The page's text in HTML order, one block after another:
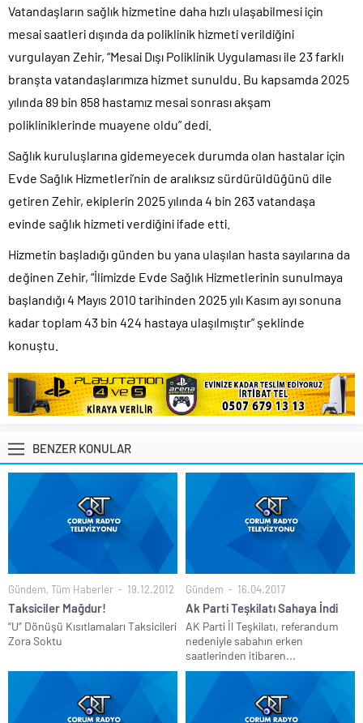
Vatandaşların sağlık hizmetine daha hızlı ulaşabilmesi için
mesai saatleri dışında da poliklinik hizmeti verildiğini
vurgulayan Zehir, “Mesai Dışı Poliklinik Uygulaması ile 23 farklı
branşta vatandaşlarımıza hizmet sunuldu. Bu kapsamda 2025
yılında 89 bin 858 hastamız mesai sonrası akşam
polikliniklerinde muayene oldu” dedi.
Sağlık kuruluşlarına gidemeyecek durumda olan hastalar için
Evde Sağlık Hizmetleri’nin de aralıksız sürdürüldüğünü dile
getiren Zehir, ekiplerin 2025 yılında 4 bin 263 vatandaşa
evinde sağlık hizmeti verdiğini ifade etti.
Hizmetin başladığı günden bu yana ulaşılan hasta sayılarına da
değinen Zehir, “İlimizde Evde Sağlık Hizmetlerinin sunulmaya
başlandığı 4 Mayıs 2010 tarihinden 2025 yılı Kasım ayı sonuna
kadar toplam 43 bin 424 hastaya ulaşılmıştır” şeklinde
konuştu.
BENZER KONULAR
Gündem, Tüm Haberler 19.12.2012
Taksiciler Mağdur!
“U” Dönüşü Kısıtlamaları Taksicileri
Zora Soktu
Gündem 16.04.2017
Ak Parti Teşkilatı Sahaya İndi
AK Parti İl Teşkilatı, referandum
nedeniyle sabahın erken
saatlerinden itibaren...